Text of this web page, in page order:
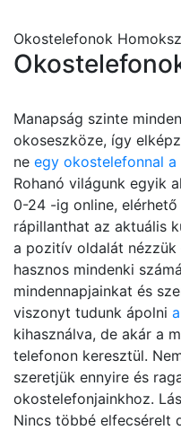
Okostelefonok
Manapság szinte
okoseszköze, így
ne egy okostelefonnal a
Rohanó világunk egyik
0-24 -ig online,
rápillanthat az aktuális
a pozitív oldalát nézzük
hasznos mindenki
mindennapjainkat és
viszonyt tudunk ápolni
kihasználva, de akár a
telefonon keresztül.
szeretjük ennyire és
okostelefonjainkhoz.
Nincs többé elfecsérelt